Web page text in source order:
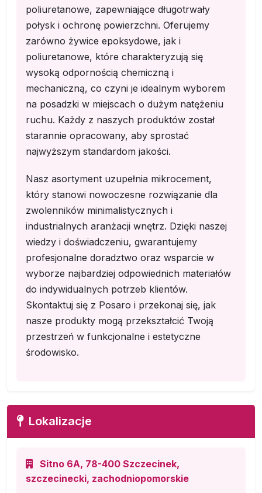
poliuretanowe, zapewniające długotrwały
połysk i ochronę powierzchni. Oferujemy
zarówno żywice epoksydowe, jak i
poliuretanowe, które charakteryzują się
wysoką odpornością chemiczną i
mechaniczną, co czyni je idealnym wyborem
na posadzki w miejscach o dużym natężeniu
ruchu. Każdy z naszych produktów został
starannie opracowany, aby sprostać
najwyższym standardom jakości.
Nasz asortyment uzupełnia mikrocement,
który stanowi nowoczesne rozwiązanie dla
zwolenników minimalistycznych i
industrialnych aranżacji wnętrz. Dzięki naszej
wiedzy i doświadczeniu, gwarantujemy
profesjonalne doradztwo oraz wsparcie w
wyborze najbardziej odpowiednich materiałów
do indywidualnych potrzeb klientów.
Skontaktuj się z Posaro i przekonaj się, jak
nasze produkty mogą przekształcić Twoją
przestrzeń w funkcjonalne i estetyczne
środowisko.
Lokalizacje
Sitno 6A, 78-400 Szczecinek,
szczecinecki, zachodniopomorskie